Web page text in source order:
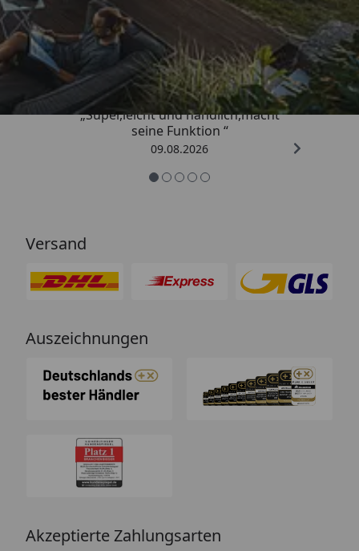
Trusted Shops
4,81/ 5
„Super,leicht und handlich,macht
seine Funktion “
09.08.2026
Versand
Auszeichnungen
Akzeptierte Zahlungsarten